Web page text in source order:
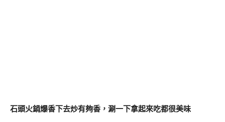
石頭火鍋爆香下去炒有夠香，涮一下拿起來吃都很美味